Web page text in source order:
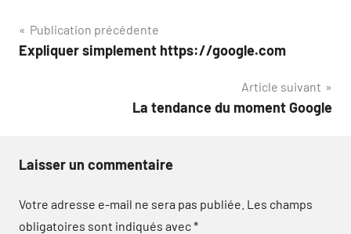
Navigation
de
Publication précédente
Expliquer simplement https://google.com
Article suivant
La tendance du moment Google
Laisser un commentaire
Votre adresse e-mail ne sera pas publiée. Les champs
obligatoires sont indiqués avec*